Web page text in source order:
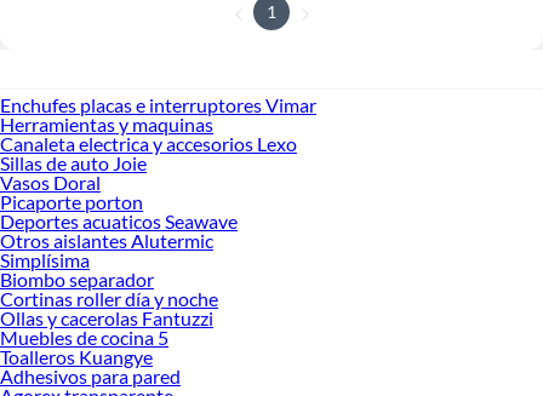
1
Enchufes placas e interruptores Vimar
Herramientas y maquinas
Canaleta electrica y accesorios Lexo
Sillas de auto Joie
Vasos Doral
Picaporte porton
Deportes acuaticos Seawave
Otros aislantes Alutermic
Simplísima
Biombo separador
Cortinas roller día y noche
Ollas y cacerolas Fantuzzi
Muebles de cocina 5
Toalleros Kuangye
Adhesivos para pared